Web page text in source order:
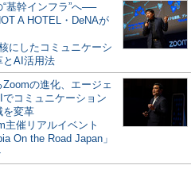
基幹インフラ”へ──
A HOTEL・DeNAが
にしたコミュニケーシ
とAI活用法
Zoomの進化、エージェ
でコミュニケーション
を変革
主催リアルイベント
On the Road Japan」